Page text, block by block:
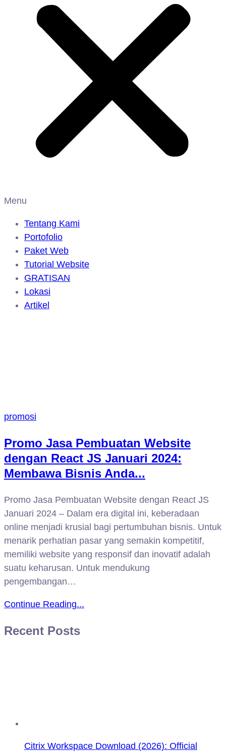
Menu
Tentang Kami
Portofolio
Paket Web
Tutorial Website
GRATISAN
Lokasi
Artikel
promosi
Promo Jasa Pembuatan Website
dengan React JS Januari 2024:
Membawa Bisnis Anda...
Promo Jasa Pembuatan Website dengan React JS
Januari 2024 – Dalam era digital ini, keberadaan
online menjadi krusial bagi pertumbuhan bisnis. Untuk
menarik perhatian pasar yang semakin kompetitif,
memiliki website yang responsif dan inovatif adalah
suatu keharusan. Untuk mendukung
pengembangan…
Continue Reading...
Recent Posts
Citrix Workspace Download (2026): Official